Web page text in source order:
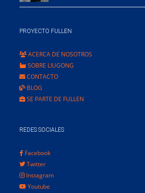
PROYECTO FULLEN
ACERCA DE NOSOTROS
SOBRE LIUGONG
CONTACTO
BLOG
SE PARTE DE FULLEN
REDES SOCIALES
Facebook
Twitter
Instagram
Youtube